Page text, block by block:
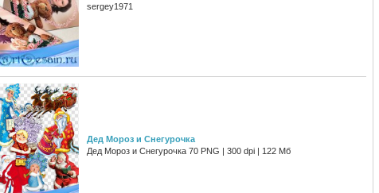
sergey1971
Дед Мороз и Снегурочка
Дед Мороз и Снегурочка 70 PNG | 300 dpi | 122 Мб